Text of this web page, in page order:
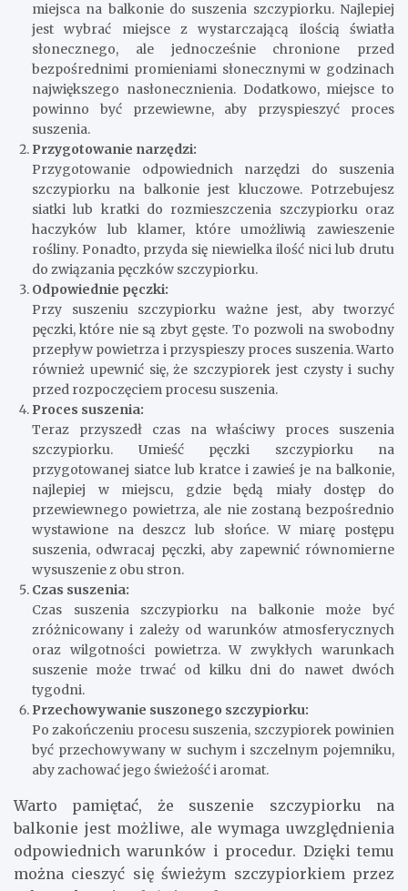
miejsca na balkonie do suszenia szczypiorku. Najlepiej
jest wybrać miejsce z wystarczającą ilością światła
słonecznego, ale jednocześnie chronione przed
bezpośrednimi promieniami słonecznymi w godzinach
największego nasłonecznienia. Dodatkowo, miejsce to
powinno być przewiewne, aby przyspieszyć proces
suszenia.
Przygotowanie narzędzi:
Przygotowanie odpowiednich narzędzi do suszenia
szczypiorku na balkonie jest kluczowe. Potrzebujesz
siatki lub kratki do rozmieszczenia szczypiorku oraz
haczyków lub klamer, które umożliwią zawieszenie
rośliny. Ponadto, przyda się niewielka ilość nici lub drutu
do związania pęczków szczypiorku.
Odpowiednie pęczki:
Przy suszeniu szczypiorku ważne jest, aby tworzyć
pęczki, które nie są zbyt gęste. To pozwoli na swobodny
przepływ powietrza i przyspieszy proces suszenia. Warto
również upewnić się, że szczypiorek jest czysty i suchy
przed rozpoczęciem procesu suszenia.
Proces suszenia:
Teraz przyszedł czas na właściwy proces suszenia
szczypiorku. Umieść pęczki szczypiorku na
przygotowanej siatce lub kratce i zawieś je na balkonie,
najlepiej w miejscu, gdzie będą miały dostęp do
przewiewnego powietrza, ale nie zostaną bezpośrednio
wystawione na deszcz lub słońce. W miarę postępu
suszenia, odwracaj pęczki, aby zapewnić równomierne
wysuszenie z obu stron.
Czas suszenia:
Czas suszenia szczypiorku na balkonie może być
zróżnicowany i zależy od warunków atmosferycznych
oraz wilgotności powietrza. W zwykłych warunkach
suszenie może trwać od kilku dni do nawet dwóch
tygodni.
Przechowywanie suszonego szczypiorku:
Po zakończeniu procesu suszenia, szczypiorek powinien
być przechowywany w suchym i szczelnym pojemniku,
aby zachować jego świeżość i aromat.
Warto pamiętać, że suszenie szczypiorku na
balkonie jest możliwe, ale wymaga uwzględnienia
odpowiednich warunków i procedur. Dzięki temu
można cieszyć się świeżym szczypiorkiem przez